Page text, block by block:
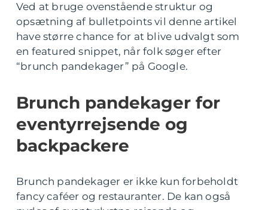
Ved at bruge ovenstående struktur og
opsætning af bulletpoints vil denne artikel
have større chance for at blive udvalgt som
en featured snippet, når folk søger efter
“brunch pandekager” på Google.
Brunch pandekager for
eventyrrejsende og
backpackere
Brunch pandekager er ikke kun forbeholdt
fancy caféer og restauranter. De kan også